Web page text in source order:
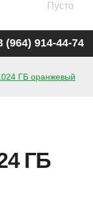
Пусто
(964) 914-44-74
ГБ оранжевый
ГБ